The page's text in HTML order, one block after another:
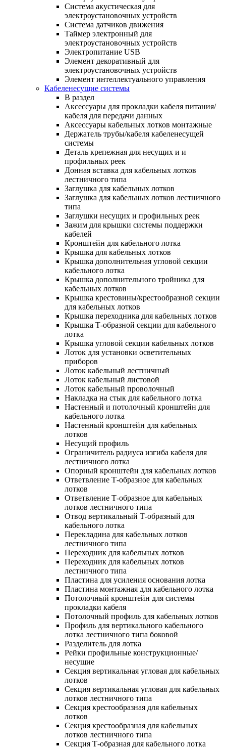
Система акустическая для
электроустановочных устройств
Система датчиков движения
Таймер электронный для
электроустановочных устройств
Электропитание USB
Элемент декоративный для
электроустановочных устройств
Элемент интеллектуального управления
Кабеленесущие системы
В раздел
Аксессуары для прокладки кабеля питания/
кабеля для передачи данных
Аксессуары кабельных лотков монтажные
Держатель трубы/кабеля кабеленесущей
системы
Деталь крепежная для несущих и и
профильных реек
Донная вставка для кабельных лотков
лестничного типа
Заглушка для кабельных лотков
Заглушка для кабельных лотков лестничного
типа
Заглушки несущих и профильных реек
Зажим для крышки системы поддержки
кабелей
Кронштейн для кабельного лотка
Крышка для кабельных лотков
Крышка дополнительная угловой секции
кабельного лотка
Крышка дополнительного тройника для
кабельных лотков
Крышка крестовины/крестообразной секции
для кабельных лотков
Крышка переходника для кабельных лотков
Крышка Т-образной секции для кабельного
лотка
Крышка угловой секции кабельных лотков
Лоток для установки осветительных
приборов
Лоток кабельный лестничный
Лоток кабельный листовой
Лоток кабельный проволочный
Накладка на стык для кабельного лотка
Настенный и потолочный кронштейн для
кабельного лотка
Настенный кронштейн для кабельных
лотков
Несущий профиль
Ограничитель радиуса изгиба кабеля для
лестничного лотка
Опорный кронштейн для кабельных лотков
Ответвление Т-образное для кабельных
лотков
Ответвление Т-образное для кабельных
лотков лестничного типа
Отвод вертикальный Т-образный для
кабельного лотка
Перекладина для кабельных лотков
лестничного типа
Переходник для кабельных лотков
Переходник для кабельных лотков
лестничного типа
Пластина для усиления основания лотка
Пластина монтажная для кабельного лотка
Потолочный кронштейн для системы
прокладки кабеля
Потолочный профиль для кабельных лотков
Профиль для вертикального кабельного
лотка лестничного типа боковой
Разделитель для лотка
Рейки профильные конструкционные/
несущие
Секция вертикальная угловая для кабельных
лотков
Секция вертикальная угловая для кабельных
лотков лестничного типа
Секция крестообразная для кабельных
лотков
Секция крестообразная для кабельных
лотков лестничного типа
Секция Т-образная для кабельного лотка